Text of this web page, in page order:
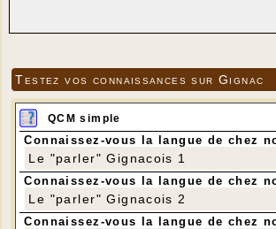
Testez vos connaissances sur Gignac
QCM simple
Connaissez-vous la langue de chez
Le "parler" Gignacois 1
Connaissez-vous la langue de chez
Le "parler" Gignacois 2
Connaissez-vous la langue de chez